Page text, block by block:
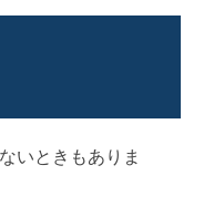
いときもありま